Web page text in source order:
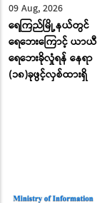
09 Aug, 2026
ရေကြည်မြို့နယ်တွင်
ရေဘေးကြောင့် ယာယီ
ရေဘေးခိုလှုံရန် နေရာ
(၁၈)ခုဖွင့်လှစ်ထားရှိ